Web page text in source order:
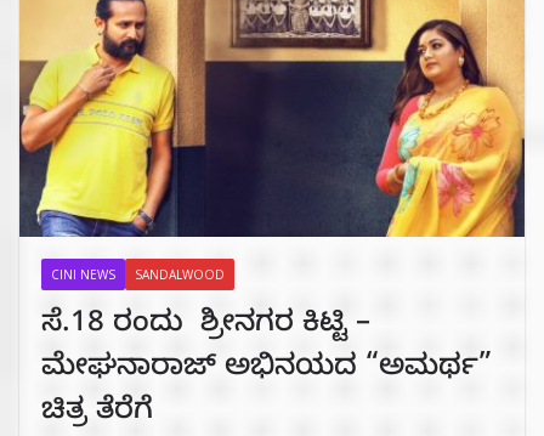
CINI NEWS SANDALWOOD
ಸೆ.18 ರಂದು ಶ್ರೀನಗರ ಕಿಟ್ಟಿ –
ಮೇಘನಾರಾಜ್ ಅಭಿನಯದ “ಅಮರ್ಥ”
ಚಿತ್ರ ತೆರೆಗೆ